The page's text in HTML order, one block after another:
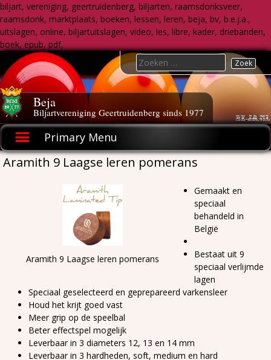
biljart, vereniging, geertruidenberg, biljarten, raamsdonksveer,
raamsdonk, marktplaats, boeken, lessen, leren, beja, bv, b.e.j.a.,
uitslagen, online, biljartuitslagen, video, les, libre, kader, driebanden,
boek, epub, pdf,
to
content
Beja
Biljartvereniging Geertruidenberg sinds 1977
Primary Menu
Search
for:
Aramith 9 Laagse leren pomerans
Aramith 9 Laagse leren pomerans
Gemaakt en
speciaal
behandeld in
België
Bestaat uit 9
speciaal verlijmde
lagen
Speciaal geselecteerd en geprepareerd varkensleer
Houd het krijt goed vast
Meer grip op de speelbal
Beter effectspel mogelijk
Leverbaar in 3 diameters 12, 13 en 14 mm
Leverbaar in 3 hardheden, soft, medium en hard